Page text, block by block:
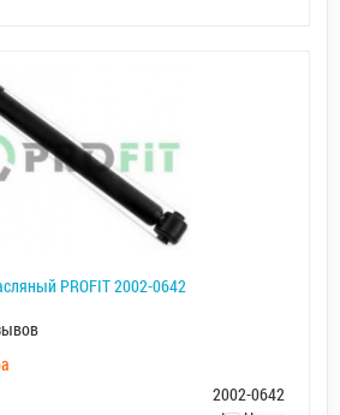
PROFIT 2002-0642
2002-0642